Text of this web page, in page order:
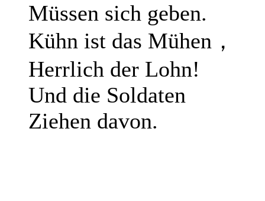
Müssen sich geben.
Kühn ist das Mühen，
Herrlich der Lohn!
Und die Soldaten
Ziehen davon.